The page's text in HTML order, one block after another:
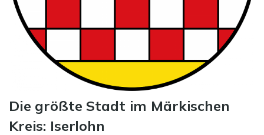
Die größte Stadt im Märkischen
Kreis: Iserlohn